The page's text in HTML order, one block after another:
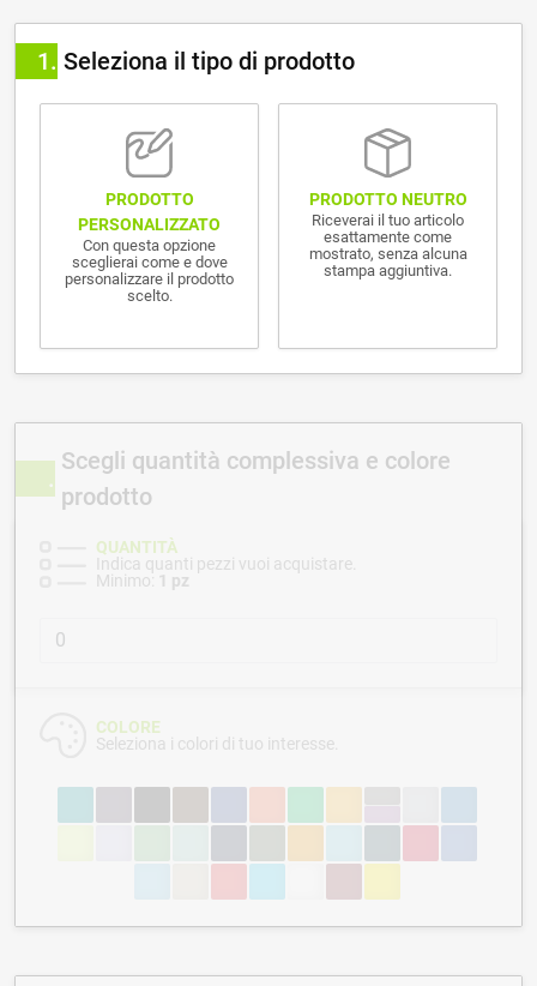
1 Seleziona il tipo di prodotto
PRODOTTO
PERSONALIZZATO
Con questa opzione
sceglierai come e dove
personalizzare il prodotto
scelto.
PRODOTTO NEUTRO
Riceverai il tuo articolo
esattamente come
mostrato, senza alcuna
stampa aggiuntiva.
Scegli quantità complessiva e colore
prodotto
QUANTITÀ
Indica quanti pezzi vuoi acquistare.
Minimo: 1 pz
COLORE
Seleziona i colori di tuo interesse.